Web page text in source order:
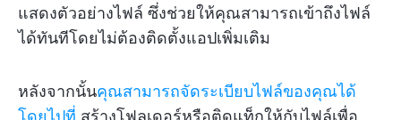
แสดงตัวอย่างไฟล์ ซึ่งช่วยให้คุณสามารถเข้าถึงไฟล์
ได้ทันทีโดยไม่ต้องติดตั้งแอปเพิ่มเติม
หลังจากนั้นคุณสามารถจัดระเบียบไฟล์ของคุณได้
โดยไปที่ สร้างโฟลเดอร์หรือติดแท็กให้กับไฟล์เพื่อ